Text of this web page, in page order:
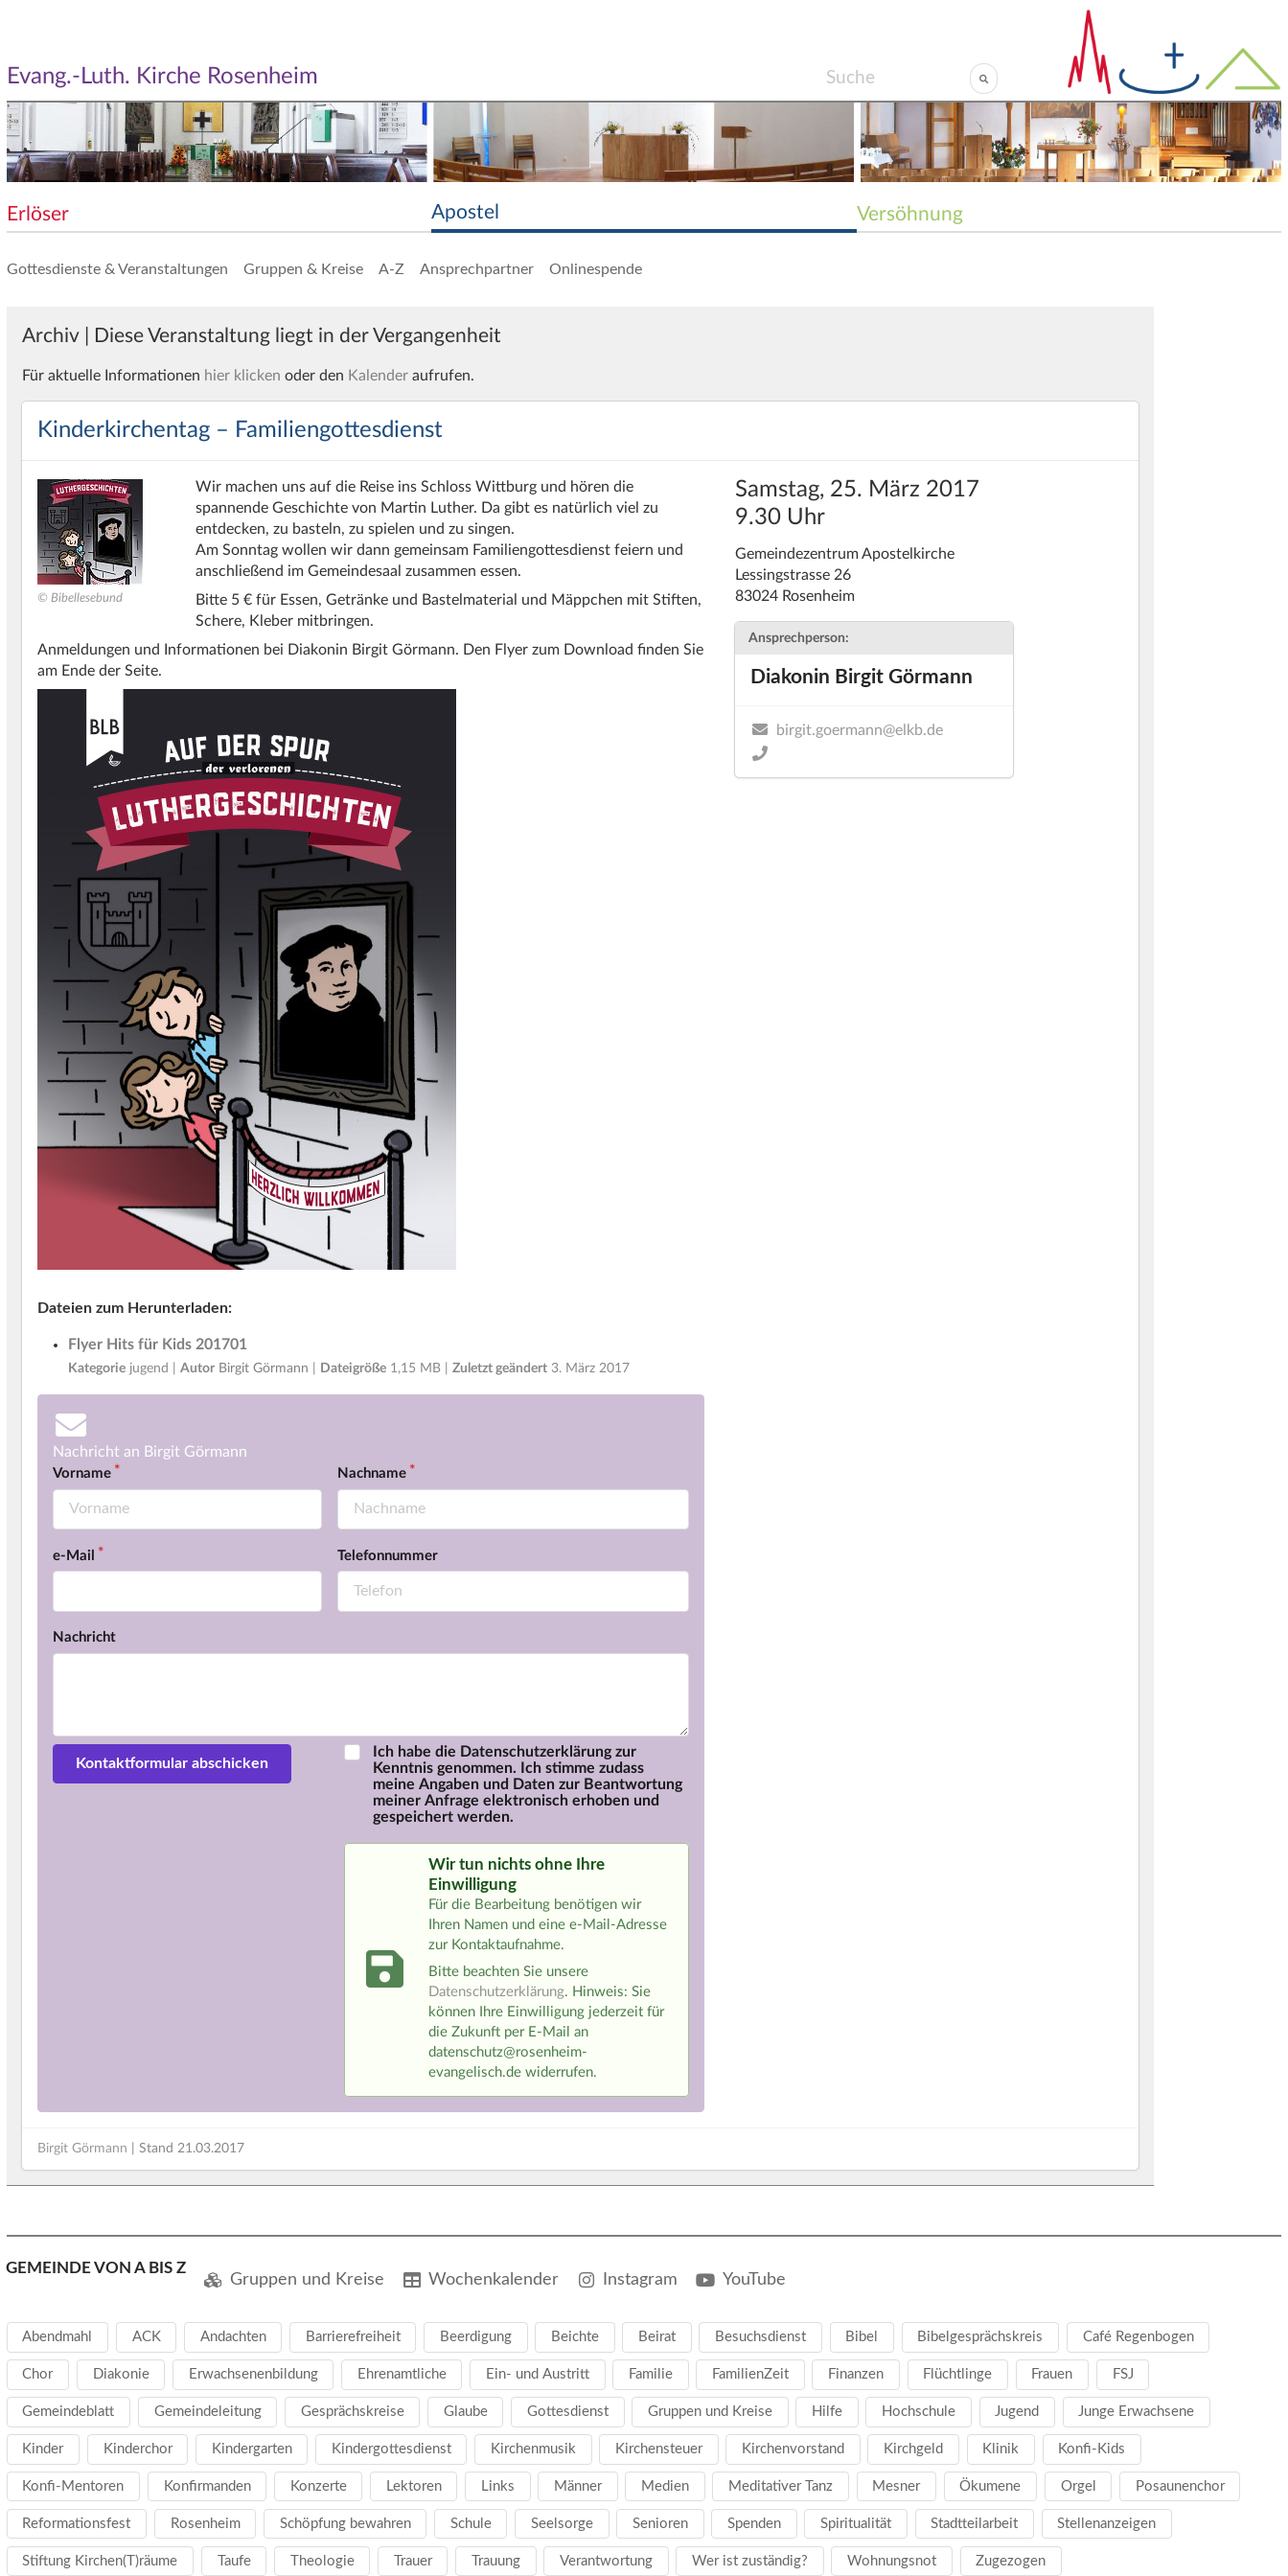
Evang.-Luth. Kirche Rosenheim
Erlöser Apostel Versöhnung
Gottesdienste & Veranstaltungen Gruppen & Kreise A-Z Ansprechpartner Onlinespende
Archiv | Diese Veranstaltung liegt in der Vergangenheit
Für aktuelle Informationen hier klicken oder den Kalenderaufrufen.
Kinderkirchentag – Familiengottesdienst
Samstag, 25. März 2017
9.30 Uhr
Gemeindezentrum Apostelkirche
Lessingstrasse 26
83024 Rosenheim
Ansprechperson:
Diakonin Birgit Görmann
birgit.goermann@elkb.de
© Bibellesebund
Wir machen uns auf die Reise ins Schloss Wittburg und hören die
spannende Geschichte von Martin Luther. Da gibt es natürlich viel zu
entdecken, zu basteln, zu spielen und zu singen.
Am Sonntag wollen wir dann gemeinsam Familiengottesdienst feiern und
anschließend im Gemeindesaal zusammen essen.
Bitte 5 € für Essen, Getränke und Bastelmaterial und Mäppchen mit Stiften,
Schere, Kleber mitbringen.
Anmeldungen und Informationen bei Diakonin Birgit Görmann. Den Flyer zum Download finden Sie
am Ende der Seite.
Dateien zum Herunterladen:
Flyer Hits für Kids 201701
Kategoriejugend | Autor Birgit Görmann Dateigröße1,15 MB | Zuletzt geändert 3. März 2017
Nachricht an Birgit Görmann
Vorname Nachname
e-Mail Telefonnummer
Nachricht
Ich habe die Datenschutzerklärung zur
Kenntnis genommen. Ich stimme zudass
meine Angaben und Daten zur Beantwortung
meiner Anfrage elektronisch erhoben und
gespeichert werden.
Wir tun nichts ohne Ihre
Einwilligung
Für die Bearbeitung benötigen wir
Ihren Namen und eine e-Mail-Adresse
zur Kontaktaufnahme.
Bitte beachten Sie unsere
Datenschutzerklärung. Hinweis: Sie
können Ihre Einwilligung jederzeit für
die Zukunft per E-Mail an
datenschutz@rosenheim-
evangelisch.de widerrufen.
Birgit Görmann | Stand 21.03.2017
GEMEINDE VON A BIS Z
Gruppen und Kreise Wochenkalender Instagram YouTube
Abendmahl ACK Andachten Barrierefreiheit Beerdigung Beichte Beirat Besuchsdienst Bibel Bibelgesprächskreis Café Regenbogen
Chor Diakonie Erwachsenenbildung Ehrenamtliche Ein- und Austritt Familie FamilienZeit Finanzen Flüchtlinge Frauen FSJ
Gemeindeblatt Gemeindeleitung Gesprächskreise Glaube Gottesdienst Gruppen und Kreise Hilfe Hochschule Jugend Junge Erwachsene
Kinder Kinderchor Kindergarten Kindergottesdienst Kirchenmusik Kirchensteuer Kirchenvorstand Kirchgeld Klinik Konfi-Kids
Konfi-Mentoren Konfirmanden Konzerte Lektoren Links Männer Medien Meditativer Tanz Mesner Ökumene Orgel Posaunenchor
Reformationsfest Rosenheim Schöpfung bewahren Schule Seelsorge Senioren Spenden Spiritualität Stadtteilarbeit Stellenanzeigen
Stiftung Kirchen(T)räume Taufe Theologie Trauer Trauung Verantwortung Wer ist zuständig? Wohnungsnot Zugezogen